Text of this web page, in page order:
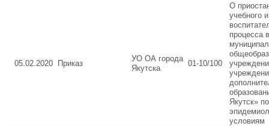
05.02.2020 Приказ
УО ОА города
Якутска
01-10/100
О
учебного и
процесса в
Якутск»
условиям